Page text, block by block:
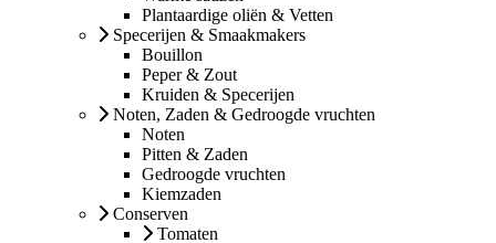
Plantaardige oliën & Vetten
Specerijen & Smaakmakers
Bouillon
Peper & Zout
Kruiden & Specerijen
Noten, Zaden & Gedroogde vruchten
Noten
Pitten & Zaden
Gedroogde vruchten
Kiemzaden
Conserven
Tomaten